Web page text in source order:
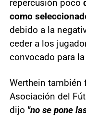
repercusión poco
como
debido a la
ceder a los
convocado para
Werthein también
Asociación del
dijo "no se pone